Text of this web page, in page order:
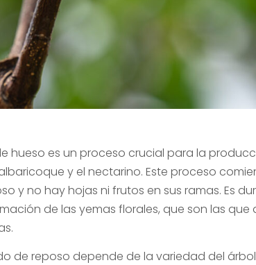
hueso es un proceso crucial para la
y el nectarino. Este proceso
y no hay hojas ni frutos en sus ramas. Es
de las yemas florales, que son las que
de reposo depende de la variedad del